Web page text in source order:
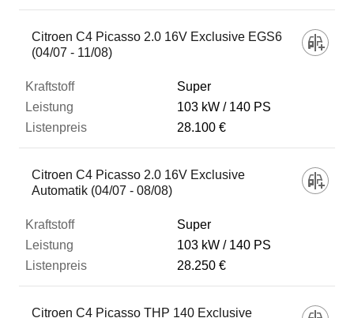
Citroen C4 Picasso 2.0 16V Exclusive EGS6
(04/07 - 11/08)
Super
103 kW
140 PS
28.100 €
Citroen C4 Picasso 2.0 16V Exclusive
Automatik (04/07 - 08/08)
Super
103 kW
140 PS
28.250 €
Citroen C4 Picasso THP 140 Exclusive